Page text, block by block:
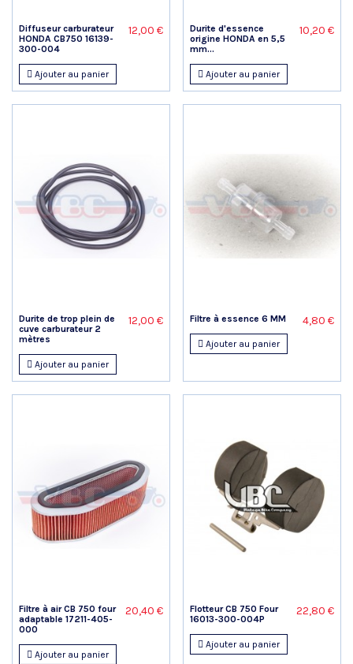
Diffuseur carburateur
HONDA CB750 16139-
300-004
12,00 €
Ajouter au panier
Durite d'essence
origine HONDA en 5,5
mm...
10,20 €
Ajouter au panier
Durite de trop plein de
cuve carburateur 2
mètres
12,00 €
Ajouter au panier
Filtre à essence 6 MM 4,80 €
Ajouter au panier
Filtre à air CB 750 four
adaptable 17211-405-
000
20,40 €
Ajouter au panier
Flotteur CB 750 Four
16013-300-004P
22,80 €
Ajouter au panier